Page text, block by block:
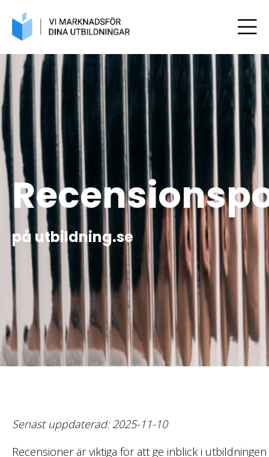
på utbildning.se
Senast uppdaterad: 2025-11-10
Recensioner är viktiga för att ge inblick i